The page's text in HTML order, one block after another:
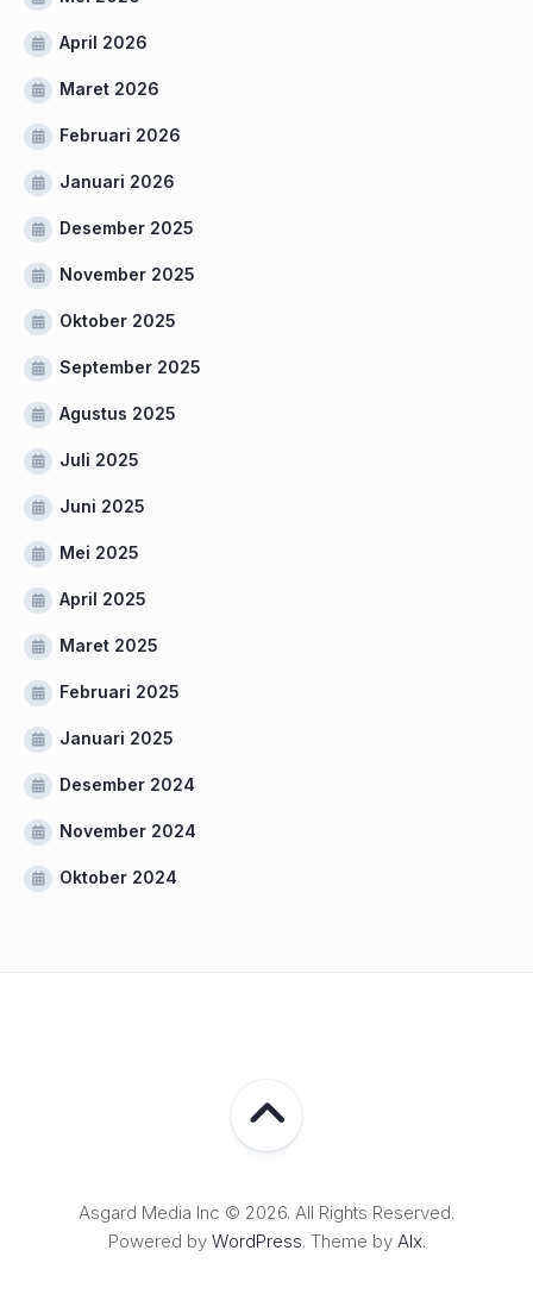
April 2026
Maret 2026
Februari 2026
Januari 2026
Desember 2025
November 2025
Oktober 2025
September 2025
Agustus 2025
Juli 2025
Juni 2025
Mei 2025
April 2025
Maret 2025
Februari 2025
Januari 2025
Desember 2024
November 2024
Oktober 2024
Asgard Media Inc © 2026. All Rights Reserved.
Powered by WordPress. Theme by Alx.